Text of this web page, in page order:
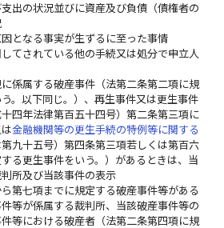
出の状況並びに資産及び負債（債権者の
となる事実が生ずるに至った事情
てされている他の手続又は処分で申立人
係属する破産事件（法第二条第二項に規
。以下同じ。）、再生事件又は更生事件
四年法律第百五十四号）第二条第三項に
金融機関等の更生手続の特例等に関する
第九十五号）第四条第三項若しくは第百六
る更生事件をいう。）があるときは、当
所及び当該事件の表示
第七項までに規定する破産事件等がある
等が係属する裁判所、当該破産事件等の
等における破産者（法第二条第四項に規